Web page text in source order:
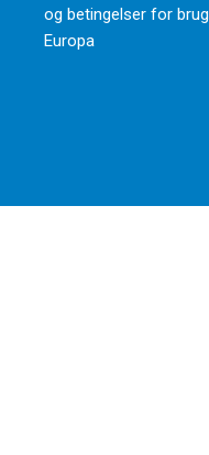
og betingelser for brug
Europa